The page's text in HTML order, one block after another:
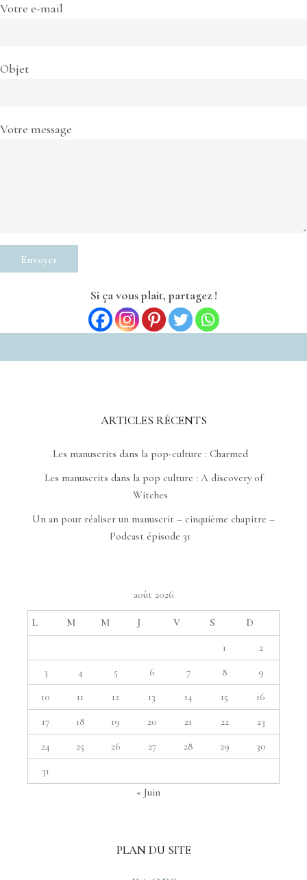
Votre e-mail
Objet
Votre message
Si ça vous plait, partagez !
ARTICLES RÉCENTS
Les manuscrits dans la pop-culture : Charmed
Les manuscrits dans la pop culture : A discovery of
Witches
Un an pour réaliser un manuscrit – cinquième chapitre –
Podcast épisode 31
août 2026
L M M J V S
D
1
2
3
4 5 6 7 8
9
10
11 12 13 14 15
16
17
18 19 20 21 22
23
24
25 26 27 28 29
30
31
« Juin
PLAN DU SITE